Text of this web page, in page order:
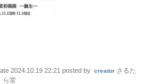
2024.10.19 22:21 posted by creator さるた
ら堂